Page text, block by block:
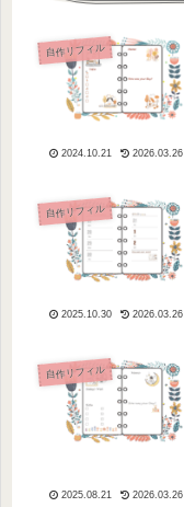
自作リフィル
2024.10.21 2026.03.26
自作リフィル
2025.10.30 2026.03.26
自作リフィル
2025.08.21 2026.03.26